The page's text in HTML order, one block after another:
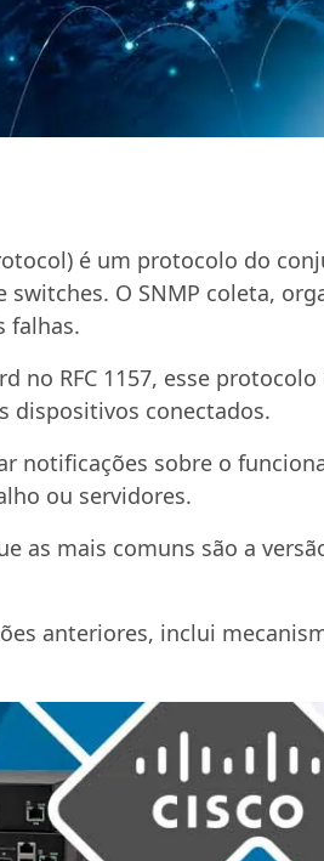
é um protocolo do
O SNMP coleta,
falhas.
no RFC 1157, esse
dispositivos conectados.
notificações sobre o
ou servidores.
as mais comuns são a
anteriores, inclui